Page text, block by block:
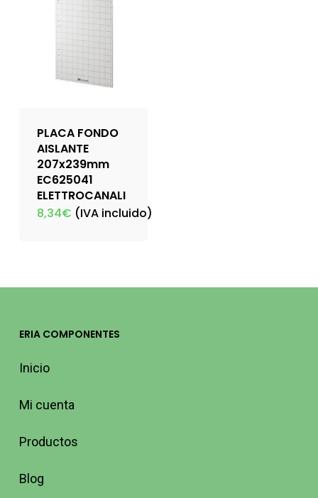
PLACA FONDO
AISLANTE
207x239mm
EC625041
ELETTROCANALI
8,34€ (IVA incluido)
ERIA COMPONENTES
Inicio
Mi cuenta
Productos
Blog